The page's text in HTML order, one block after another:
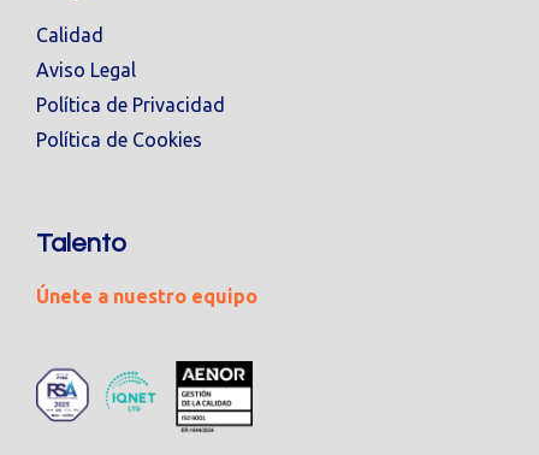
Calidad
Aviso Legal
Política de Privacidad
Política de Cookies
Talento
Únete a nuestro equipo